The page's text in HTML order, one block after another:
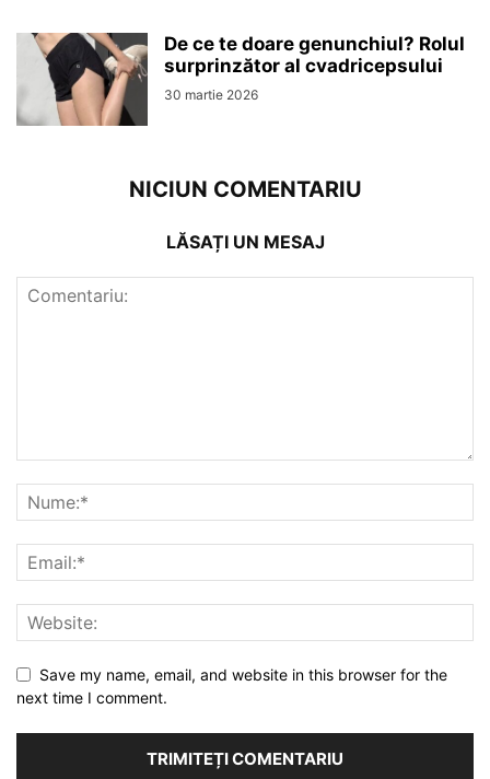
De ce te doare genunchiul? Rolul
surprinzător al cvadricepsului
30 martie 2026
NICIUN COMENTARIU
LĂSAȚI UN MESAJ
Save my name, email, and website in this browser for the
next time I comment.